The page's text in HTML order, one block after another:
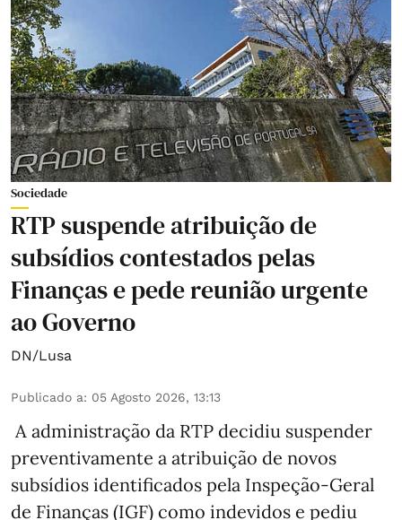
Sociedade
RTP suspende atribuição de
subsídios contestados pelas
Finanças e pede reunião urgente
ao Governo
DN/Lusa
Publicado a: 05 Agosto 2026, 13:13
A administração da RTP decidiu suspender
preventivamente a atribuição de novos
subsídios identificados pela Inspeção-Geral
de Finanças (IGF) como indevidos e pediu